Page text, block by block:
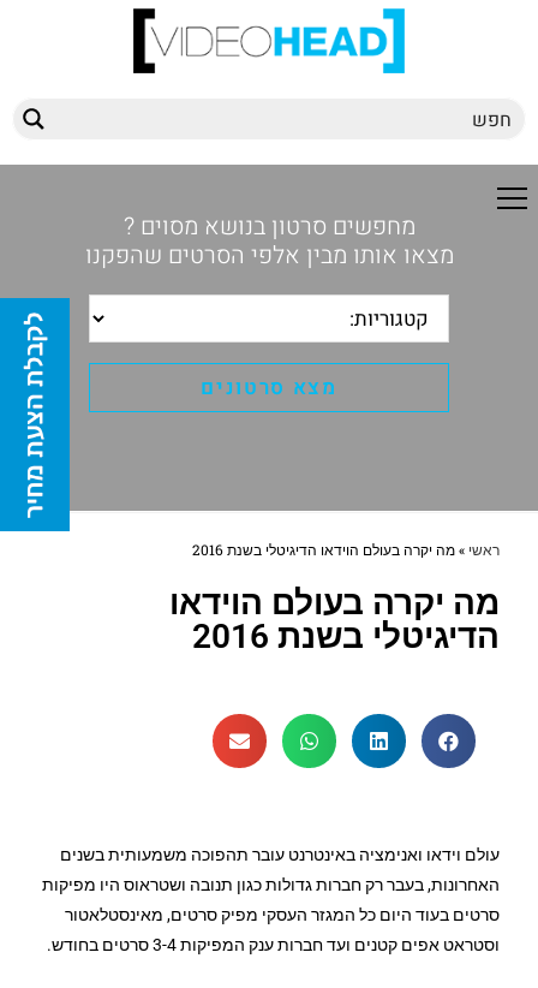
מחפשים סרטון בנושא מסוים ?
מצאו אותו מבין אלפי הסרטים שהפקנו
ראשי »מה יקרה בעולם הוידאו הדיגיטלי בשנת 2016
מה יקרה בעולם הוידאו
הדיגיטלי בשנת 2016
עולם וידאו ואנימציה באינטרנט עובר תהפוכה משמעותית בשנים
האחרונות, בעבר רק חברות גדולות כגון תנובה ושטראוס היו מפיקות
סרטים בעוד היום כל המגזר העסקי מפיק סרטים, מאינסטלאטור
וסטראט אפים קטנים ועד חברות ענק המפיקות 3-4 סרטים בחודש.